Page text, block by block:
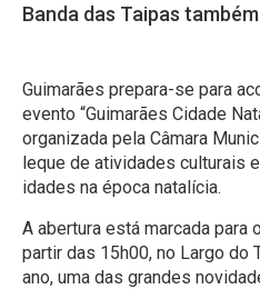
Banda das Taipas
Guimarães prepara-se para
evento “Guimarães Cidade
organizada pela Câmara
leque de atividades culturais
idades na época natalícia.
A abertura está marcada para
partir das 15h00, no Largo do
ano, uma das grandes